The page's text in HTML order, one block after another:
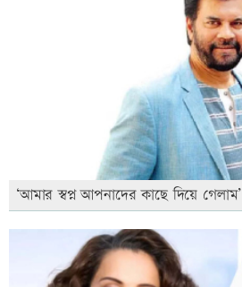
‘আমার স্বপ্ন আপনাদের কাছে দিয়ে গেলাম’